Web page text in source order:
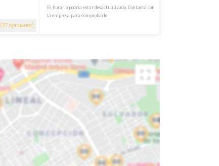
(37 opiniones)
El horario podría estar desactualizado. Contacta con
la empresa para comprobarlo.